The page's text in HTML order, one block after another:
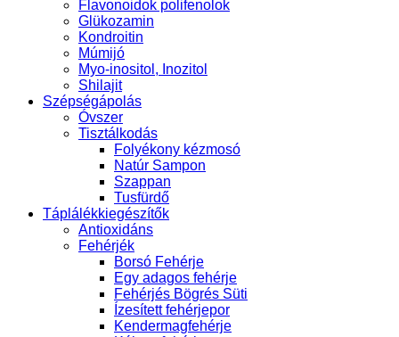
Flavonoidok polifenolok
Glükozamin
Kondroitin
Múmijó
Myo-inositol, Inozitol
Shilajit
Szépségápolás
Óvszer
Tisztálkodás
Folyékony kézmosó
Natúr Sampon
Szappan
Tusfürdő
Táplálékkiegészítők
Antioxidáns
Fehérjék
Borsó Fehérje
Egy adagos fehérje
Fehérjés Bögrés Süti
Ízesített fehérjepor
Kendermagfehérje